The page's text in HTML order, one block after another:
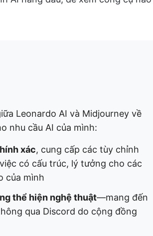
Leonardo AI và Midjourney về
nhu cầu AI của mình:
xác, cung cấp các tùy chỉnh
có cấu trúc, lý tưởng cho các
của mình
thể hiện nghệ thuật—mang đến
qua Discord do cộng đồng